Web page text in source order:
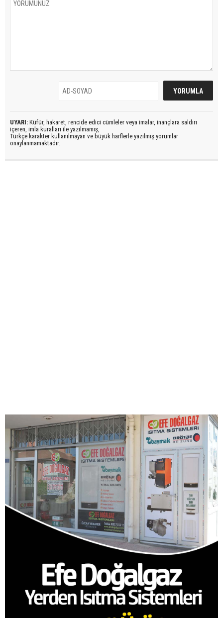
UYARI: Küfür, hakaret, rencide edici cümleler veya imalar, inançlara saldırı
içeren, imla kuralları ile yazılmamış,
Türkçe karakter kullanılmayan ve büyük harflerle yazılmış yorumlar
onaylanmamaktadır.